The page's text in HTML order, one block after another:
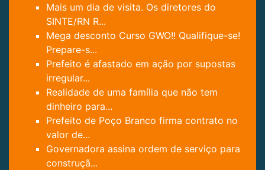
Mais um dia de visita. Os diretores do
SINTE/RN R...
Mega desconto Curso GWO!! Qualifique-se!
Prepare-s...
Prefeito é afastado em ação por supostas
irregular...
Realidade de uma família que não tem
dinheiro para...
Prefeito de Poço Branco firma contrato no
valor de...
Governadora assina ordem de serviço para
construçã...